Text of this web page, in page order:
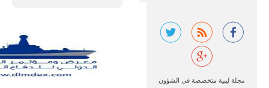
مجلة ليبية متخصصة في الشؤون
المسيرة
الروسية